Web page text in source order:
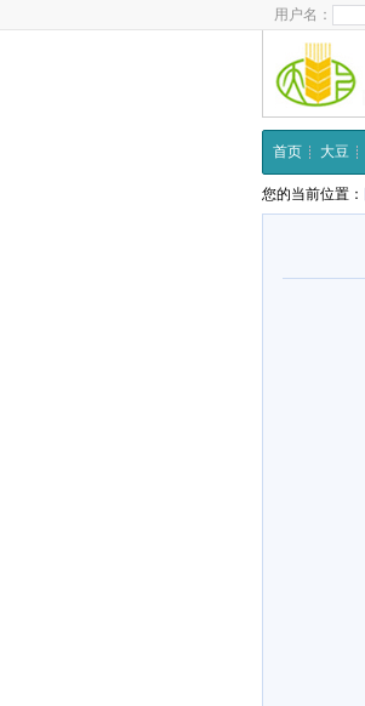
用户名：
首页 大豆
您的当前位置：